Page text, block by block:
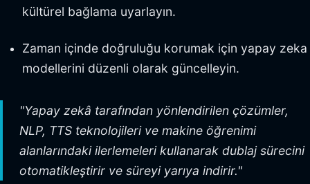
kültürel bağlama uyarlayın.
Zaman içinde doğruluğu korumak için yapay zeka
modellerini düzenli olarak güncelleyin.
"Yapay zekâ tarafından yönlendirilen çözümler,
NLP, TTS teknolojileri ve makine öğrenimi
alanlarındaki ilerlemeleri kullanarak dublaj sürecini
otomatikleştirir ve süreyi yarıya indirir."